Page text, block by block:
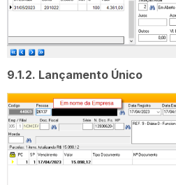
9.1.2. Lançamento Único